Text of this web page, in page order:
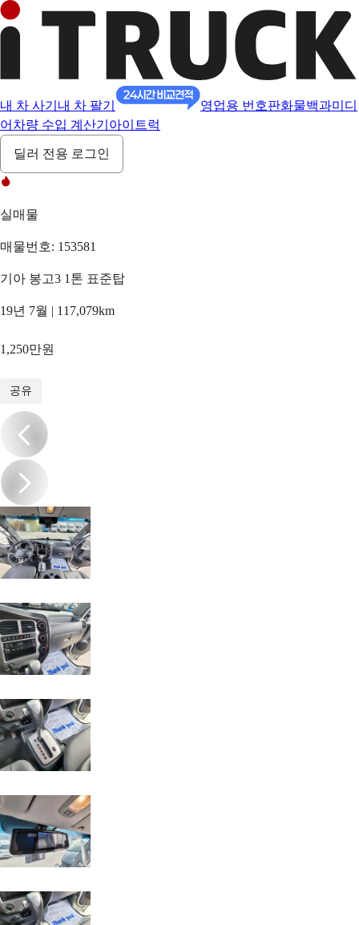
내 차 사기 내 차 팔기 영업용 번호판화물백과미디
어 차량 수입 계산기 아이트럭
딜러 전용 로그인
실매물
매물번호: 153581
기아 봉고3 1톤 표준탑
19년 7월 | 117,079km
1,250만원
공유
/13